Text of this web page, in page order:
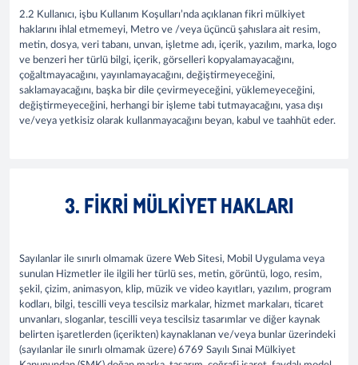
2.2 Kullanıcı, işbu Kullanım Koşulları’nda açıklanan fikri mülkiyet
haklarını ihlal etmemeyi, Metro ve /veya üçüncü şahıslara ait resim,
metin, dosya, veri tabanı, unvan, işletme adı, içerik, yazılım, marka, logo
ve benzeri her türlü bilgi, içerik, görselleri kopyalamayacağını,
çoğaltmayacağını, yayınlamayacağını, değiştirmeyeceğini,
saklamayacağını, başka bir dile çevirmeyeceğini, yüklemeyeceğini,
değiştirmeyeceğini, herhangi bir işleme tabi tutmayacağını, yasa dışı
ve/veya yetkisiz olarak kullanmayacağını beyan, kabul ve taahhüt eder.
3. FIKRI MÜLKIYET HAKLARI
Sayılanlar ile sınırlı olmamak üzere Web Sitesi, Mobil Uygulama veya
sunulan Hizmetler ile ilgili her türlü ses, metin, görüntü, logo, resim,
şekil, çizim, animasyon, klip, müzik ve video kayıtları, yazılım, program
kodları, bilgi, tescilli veya tescilsiz markalar, hizmet markaları, ticaret
unvanları, sloganlar, tescilli veya tescilsiz tasarımlar ve diğer kaynak
belirten işaretlerden (içerikten) kaynaklanan ve/veya bunlar üzerindeki
(sayılanlar ile sınırlı olmamak üzere) 6769 Sayılı Sınai Mülkiyet